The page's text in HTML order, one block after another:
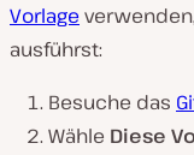
Vorlage
ausführst:
Besuche das
Wähle Diese